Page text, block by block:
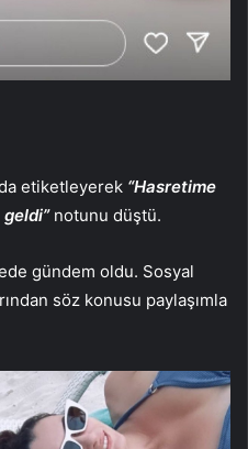
etiketleyerek “Hasretime
notunu düştü.
gündem oldu. Sosyal
söz konusu paylaşımla